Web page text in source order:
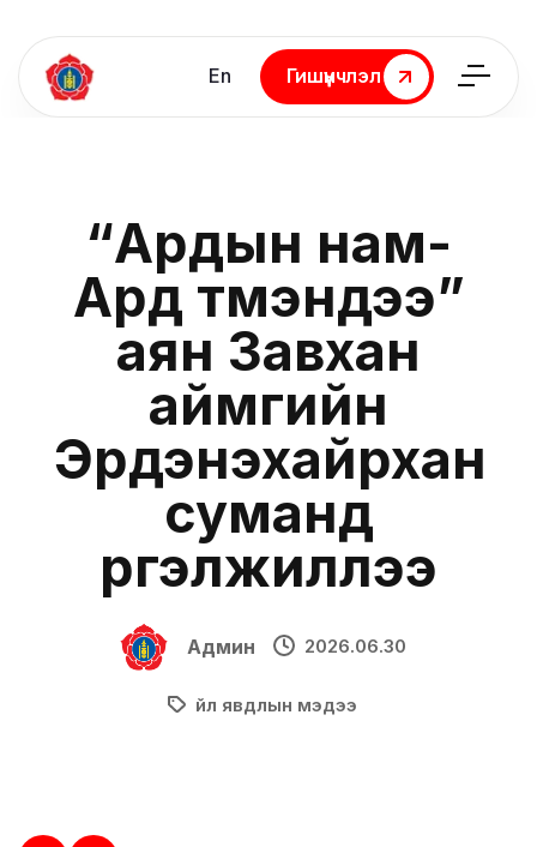
En
Гишүүнчлэл
Гишүүнчлэл
“Ардын нам-
Ард түмэндээ”
аян Завхан
аймгийн
Эрдэнэхайрхан
суманд
үргэлжиллээ
Админ 2026.06.30
Үйл явдлын мэдээ